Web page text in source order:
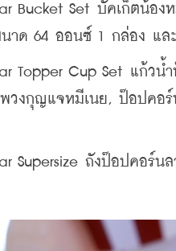
าด 64 ออนซ์ 1 กล่อง แล
วงกุญแจหมีเนย, ป๊อปคอ
Supersize ถังป๊อปคอ